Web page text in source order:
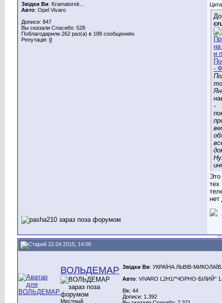
Звідки Ви: Kramatorsk...
Авто: Opel Vivaro
Дописи: 847
Вы сказали Спасибо: 528
Поблагодарили 262 раз(а) в 188 сообщениях
Репутація: 0
-
тех
нет
22.04.2015, 14:06
ВОЛЬДЕМАР
Местный
Звідки Ви: УКРАЇНА.ЛЬВІВ-МИКОЛАЇВ.
Авто: VIVARO L2H1/"ЧОРНО-БІЛИЙ"
Вік: 44
Дописи: 1.392